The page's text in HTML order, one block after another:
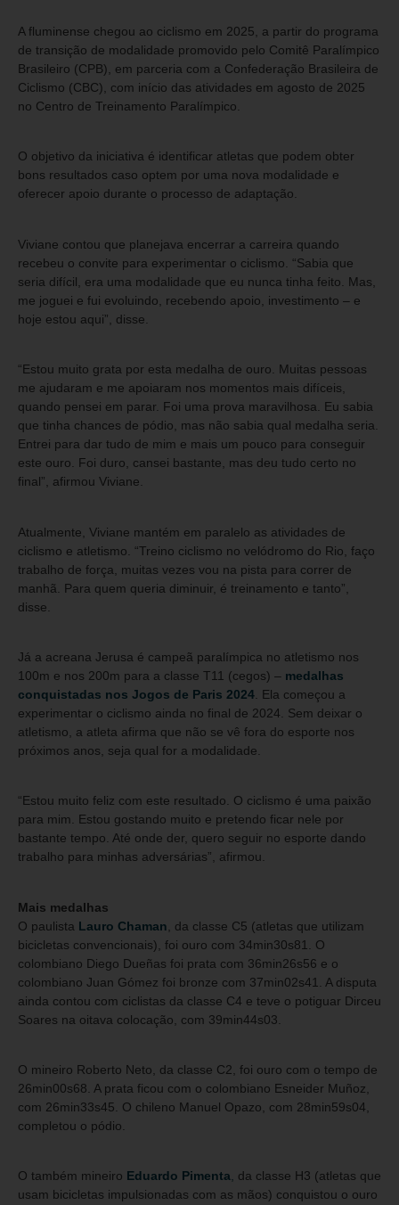
A fluminense chegou ao ciclismo em 2025, a partir do programa
de transição de modalidade promovido pelo Comitê Paralímpico
Brasileiro (CPB), em parceria com a Confederação Brasileira de
Ciclismo (CBC), com início das atividades em agosto de 2025
no Centro de Treinamento Paralímpico.
O objetivo da iniciativa é identificar atletas que podem obter
bons resultados caso optem por uma nova modalidade e
oferecer apoio durante o processo de adaptação.
Viviane contou que planejava encerrar a carreira quando
recebeu o convite para experimentar o ciclismo. “Sabia que
seria difícil, era uma modalidade que eu nunca tinha feito. Mas,
me joguei e fui evoluindo, recebendo apoio, investimento – e
hoje estou aqui”, disse.
“Estou muito grata por esta medalha de ouro. Muitas pessoas
me ajudaram e me apoiaram nos momentos mais difíceis,
quando pensei em parar. Foi uma prova maravilhosa. Eu sabia
que tinha chances de pódio, mas não sabia qual medalha seria.
Entrei para dar tudo de mim e mais um pouco para conseguir
este ouro. Foi duro, cansei bastante, mas deu tudo certo no
final”, afirmou Viviane.
Atualmente, Viviane mantém em paralelo as atividades de
ciclismo e atletismo. “Treino ciclismo no velódromo do Rio, faço
trabalho de força, muitas vezes vou na pista para correr de
manhã. Para quem queria diminuir, é treinamento e tanto”,
disse.
Já a acreana Jerusa é campeã paralímpica no atletismo nos
100m e nos 200m para a classe T11 (cegos) – medalhas
conquistadas nos Jogos de Paris 2024 . Ela começou a
experimentar o ciclismo ainda no final de 2024. Sem deixar o
atletismo, a atleta afirma que não se vê fora do esporte nos
próximos anos, seja qual for a modalidade.
“Estou muito feliz com este resultado. O ciclismo é uma paixão
para mim. Estou gostando muito e pretendo ficar nele por
bastante tempo. Até onde der, quero seguir no esporte dando
trabalho para minhas adversárias”, afirmou.
Mais medalhas
O paulista Lauro Chaman , da classe C5 (atletas que utilizam
bicicletas convencionais), foi ouro com 34min30s81. O
colombiano Diego Dueñas foi prata com 36min26s56 e o
colombiano Juan Gómez foi bronze com 37min02s41. A disputa
ainda contou com ciclistas da classe C4 e teve o potiguar Dirceu
Soares na oitava colocação, com 39min44s03.
O mineiro Roberto Neto, da classe C2, foi ouro com o tempo de
26min00s68. A prata ficou com o colombiano Esneider Muñoz,
com 26min33s45. O chileno Manuel Opazo, com 28min59s04,
completou o pódio.
O também mineiro Eduardo Pimenta, da classe H3 (atletas que
usam bicicletas impulsionadas com as mãos) conquistou o ouro